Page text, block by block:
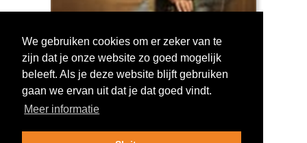
Log in om te stemmen!
We gebruiken cookies om er zeker van te
zijn dat je onze website zo goed mogelijk
beleeft. Als je deze website blijft gebruiken
gaan we ervan uit dat je dat goed vindt.
Meer informatie